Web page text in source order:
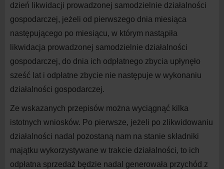
dzień likwidacji prowadzonej samodzielnie działalności
gospodarczej, jeżeli od pierwszego dnia miesiąca
następującego po miesiącu, w którym nastąpiła
likwidacja prowadzonej samodzielnie działalności
gospodarczej, do dnia ich odpłatnego zbycia upłynęło
sześć lat i odpłatne zbycie nie następuje w wykonaniu
działalności gospodarczej.
Ze wskazanych przepisów można wyciągnąć kilka
istotnych wniosków. Po pierwsze, jeżeli po zlikwidowaniu
działalności nadal pozostaną nam na stanie składniki
majątku wykorzystywane w trakcie działalności, to ich
odpłatna sprzedaż będzie nadal generowała przychód z